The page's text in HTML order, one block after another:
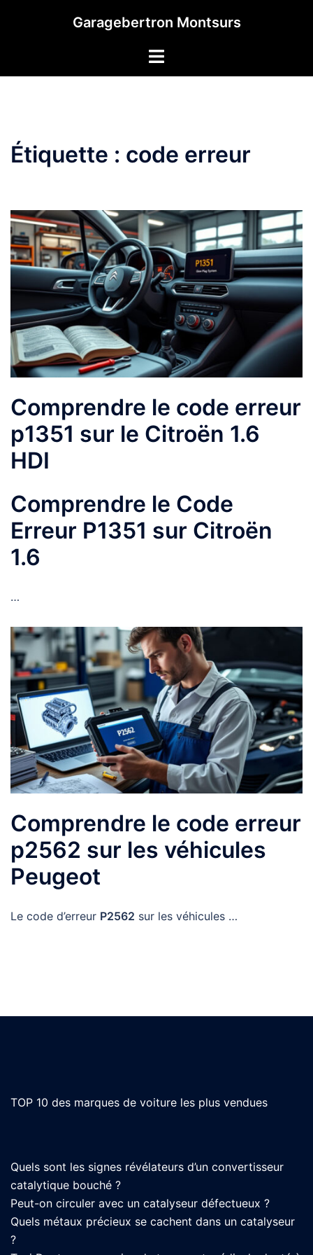
Garagebertron Montsurs
Étiquette : code erreur
Comprendre le code erreur
p1351 sur le Citroën 1.6
HDI
Comprendre le Code
Erreur P1351 sur Citroën
1.6
…
Comprendre le code erreur
p2562 sur les véhicules
Peugeot
Le code d’erreur P2562 sur les véhicules …
TOP 10 des marques de voiture les plus vendues
Quels sont les signes révélateurs d’un convertisseur
catalytique bouché ?
Peut-on circuler avec un catalyseur défectueux ?
Quels métaux précieux se cachent dans un catalyseur
?